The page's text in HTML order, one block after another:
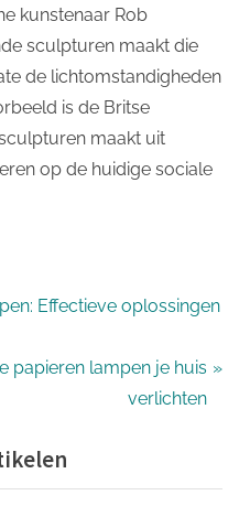
kunstenaar Rob
sculpturen maakt die
de lichtomstandigheden
is de Britse
maakt uit
op de huidige sociale
Effectieve oplossingen
papieren lampen je huis
verlichten